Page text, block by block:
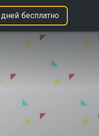
бесплатно